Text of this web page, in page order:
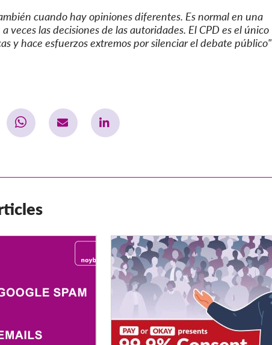
cuando hay opiniones diferentes. Es normal en una
las decisiones de las autoridades. El CPD es el único
y hace esfuerzos extremos por silenciar el debate público"